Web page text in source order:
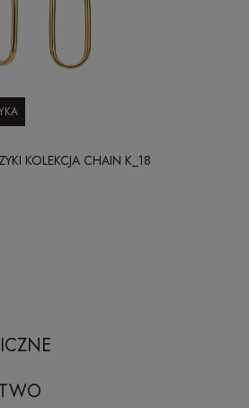
KOLEKCJA CHAIN K_18